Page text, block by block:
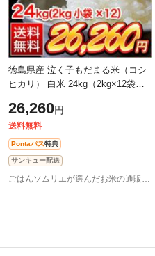
徳島県産 泣く子もだまる米（コシ
ヒカリ） 白米 24kg（2kg×12袋）
装】【即日出荷】【生産者指定
米】お米
26,260円
送料無料
Pontaパス特典
サンキュー配送
ごはんソムリエが選んだお米の通販 お米のくりや